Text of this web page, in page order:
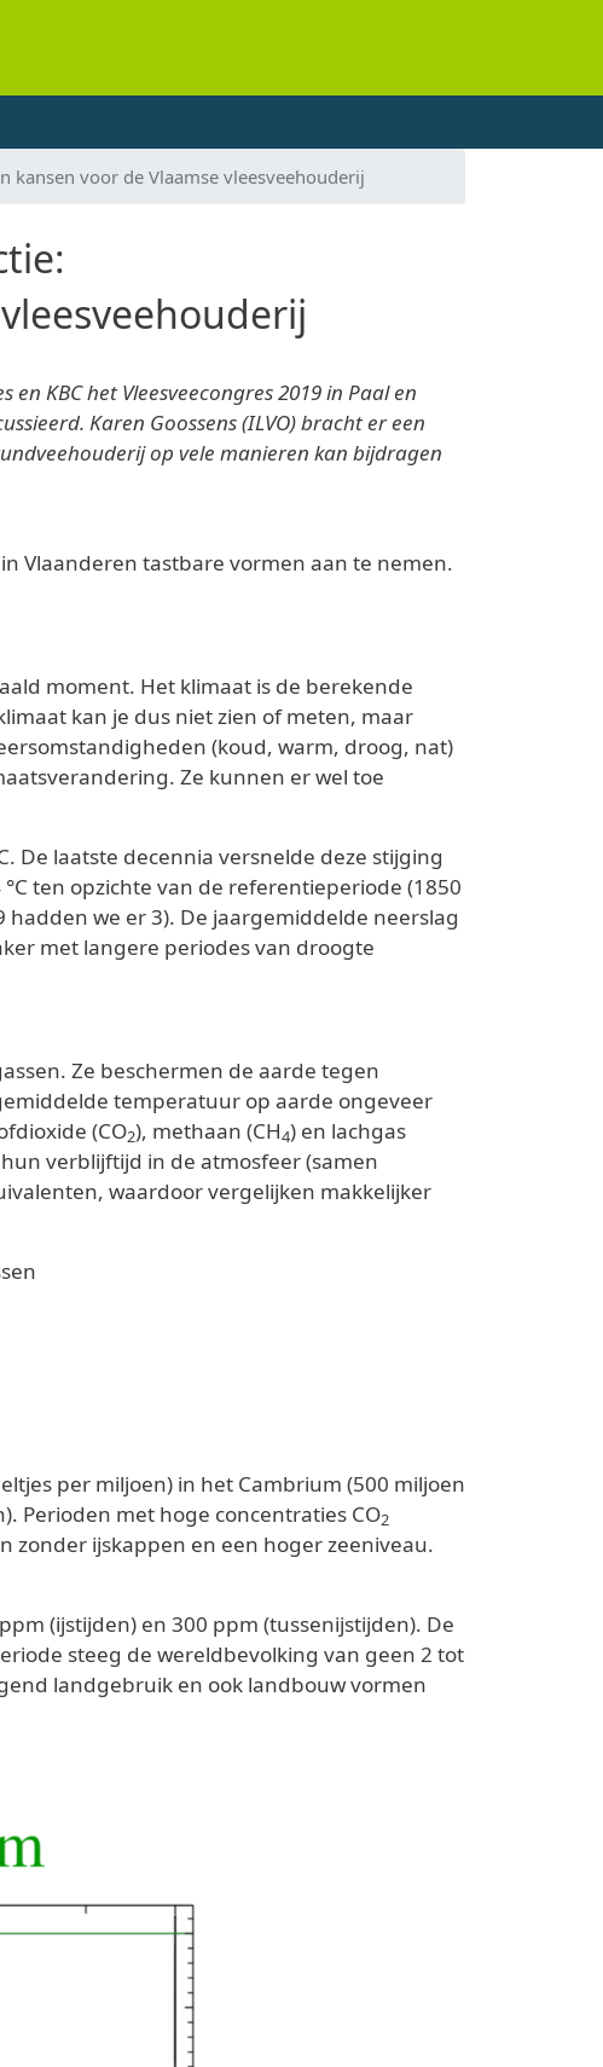
kansen voor de Vlaamse vleesveehouderij
KBC het Vleesveecongres 2019 in Paal en
Karen Goossens (ILVO) bracht er een
op vele manieren kan bijdragen
Vlaanderen tastbare vormen aan te nemen.
moment. Het klimaat is de berekende
kan je dus niet zien of meten, maar
(koud, warm, droog, nat)
Ze kunnen er wel toe
De laatste decennia versnelde deze stijging
ten opzichte van de referentieperiode (1850
hadden we er 3). De jaargemiddelde neerslag
met langere periodes van droogte
Ze beschermen de aarde tegen
temperatuur op aarde ongeveer
(CO2), methaan (CH4) en lachgas
verblijftijd in de atmosfeer (samen
waardoor vergelijken makkelijker
per miljoen) in het Cambrium (500 miljoen
Perioden met hoge concentraties CO2
zonder ijskappen en een hoger zeeniveau.
(ijstijden) en 300 ppm (tussenijstijden). De
steeg de wereldbevolking van geen 2 tot
landgebruik en ook landbouw vormen